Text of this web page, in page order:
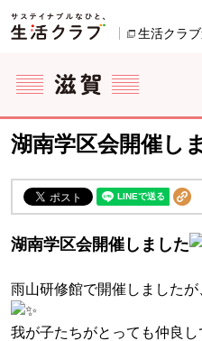
ページの先頭です。
生活クラ
ここからサイト内共通メニュー
サイト内共通メニューをスキッ
サイト内共通メニューここまで
湖南学区会開催し
湖南学区会開催しました
雨山研修館で開催しました
我が子たちがとっても仲良